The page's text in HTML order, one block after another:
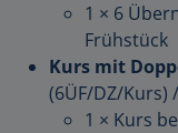
1 × 6
Frühstück
Kurs mit
(6ÜF/DZ/Kurs) /
1 × Kurs